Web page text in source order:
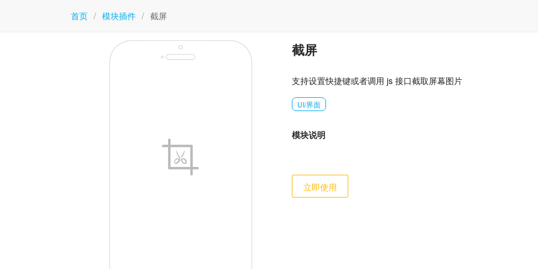
首页 / 模块插件 / 截屏
截屏
支持设置快捷键或者调用 js 接口截取屏幕图片
UI/界面
模块说明
立即使用